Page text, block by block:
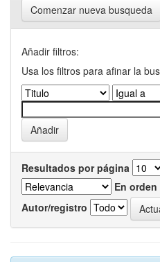
Comenzar nueva busqueda
Añadir filtros:
Usa los filtros para afinar la
Resultados por página
En orden
Autor/registro